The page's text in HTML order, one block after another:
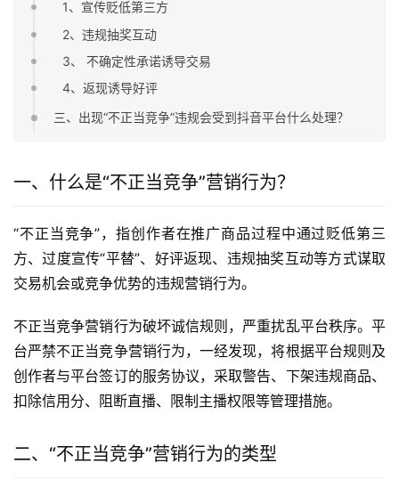
1、宣传贬低第三方
2、违规抽奖互动
3、 不确定性承诺诱导交易
4、返现诱导好评
三、出现“不正当竞争”违规会受到抖音平台什么处理？
一、什么是“不正当竞争”营销行为？
“不正当竞争”，指创作者在推广商品过程中通过贬低第三
方、过度宣传“平替”、好评返现、违规抽奖互动等方式谋取
交易机会或竞争优势的违规营销行为。
不正当竞争营销行为破坏诚信规则，严重扰乱平台秩序。平
台严禁不正当竞争营销行为，一经发现，将根据平台规则及
创作者与平台签订的服务协议，采取警告、下架违规商品、
扣除信用分、阻断直播、限制主播权限等管理措施。
二、“不正当竞争”营销行为的类型